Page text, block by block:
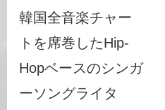
韓国全音楽チャー
トを席巻したHip-
Hopベースのシンガ
ーソングライタ